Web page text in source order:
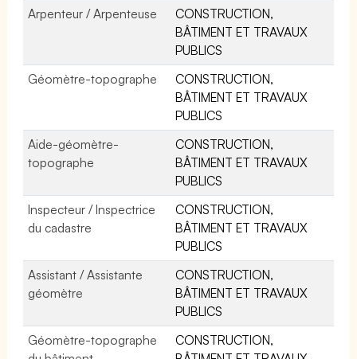
Arpenteur / Arpenteuse
CONSTRUCTION,
BÂTIMENT ET TRAVAUX
PUBLICS
Géomètre-topographe
CONSTRUCTION,
BÂTIMENT ET TRAVAUX
PUBLICS
Aide-géomètre-
topographe
CONSTRUCTION,
BÂTIMENT ET TRAVAUX
PUBLICS
Inspecteur / Inspectrice
du cadastre
CONSTRUCTION,
BÂTIMENT ET TRAVAUX
PUBLICS
Assistant / Assistante
géomètre
CONSTRUCTION,
BÂTIMENT ET TRAVAUX
PUBLICS
Géomètre-topographe
CONSTRUCTION,